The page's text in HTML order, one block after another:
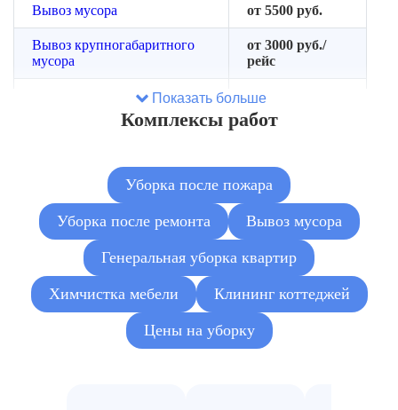
Вывоз мусора от 5500 руб.
Вывоз крупногабаритного
мусора
от 3000 руб./
рейс
Демонтаж мебели и старых
от 180 руб./м²
Обработка от плесени
локально
от 3000 руб.
Показать больше
Комплексы работ
Уборка после пожара
Уборка после ремонта Вывоз мусора
Генеральная уборка квартир
Химчистка мебели Клининг коттеджей
Цены на уборку